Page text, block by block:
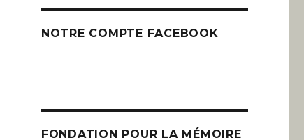
NOTRE COMPTE FACEBOOK
FONDATION POUR LA MÉMOIRE